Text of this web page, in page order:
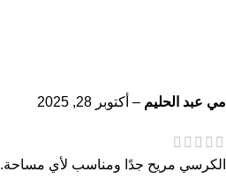
مي عبد الحليم – أكتوبر 28, 2025
الكرسي مريح جدًا ومناسب لأي مساحة.